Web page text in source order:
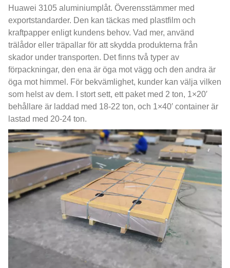
Huawei 3105 aluminiumplåt. Överensstämmer med
exportstandarder. Den kan täckas med plastfilm och
kraftpapper enligt kundens behov. Vad mer, använd
trälådor eller träpallar för att skydda produkterna från
skador under transporten. Det finns två typer av
förpackningar, den ena är öga mot vägg och den andra är
öga mot himmel. För bekvämlighet, kunder kan välja vilken
som helst av dem. I stort sett, ett paket med 2 ton, 1×20′
behållare är laddad med 18-22 ton, och 1×40′ container är
lastad med 20-24 ton.